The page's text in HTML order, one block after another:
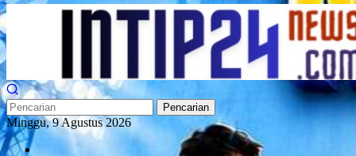
Pencarian
Minggu, 9 Agustus 2026